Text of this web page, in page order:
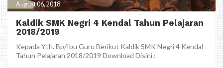
August 06, 2018
Kaldik SMK Negri 4 Kendal Tahun Pelajaran
2018/2019
Kepada Yth. Bp/Ibu Guru Berikut Kaldik SMK Negri 4 Kendal
Tahun Pelajaran 2018/2019 Download Disini :